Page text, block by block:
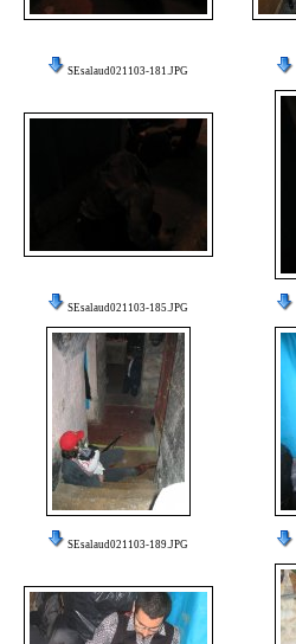
SEsalaud021103-181.JPG
SEsalaud021103-185.JPG
SEsalaud021103-189.JPG